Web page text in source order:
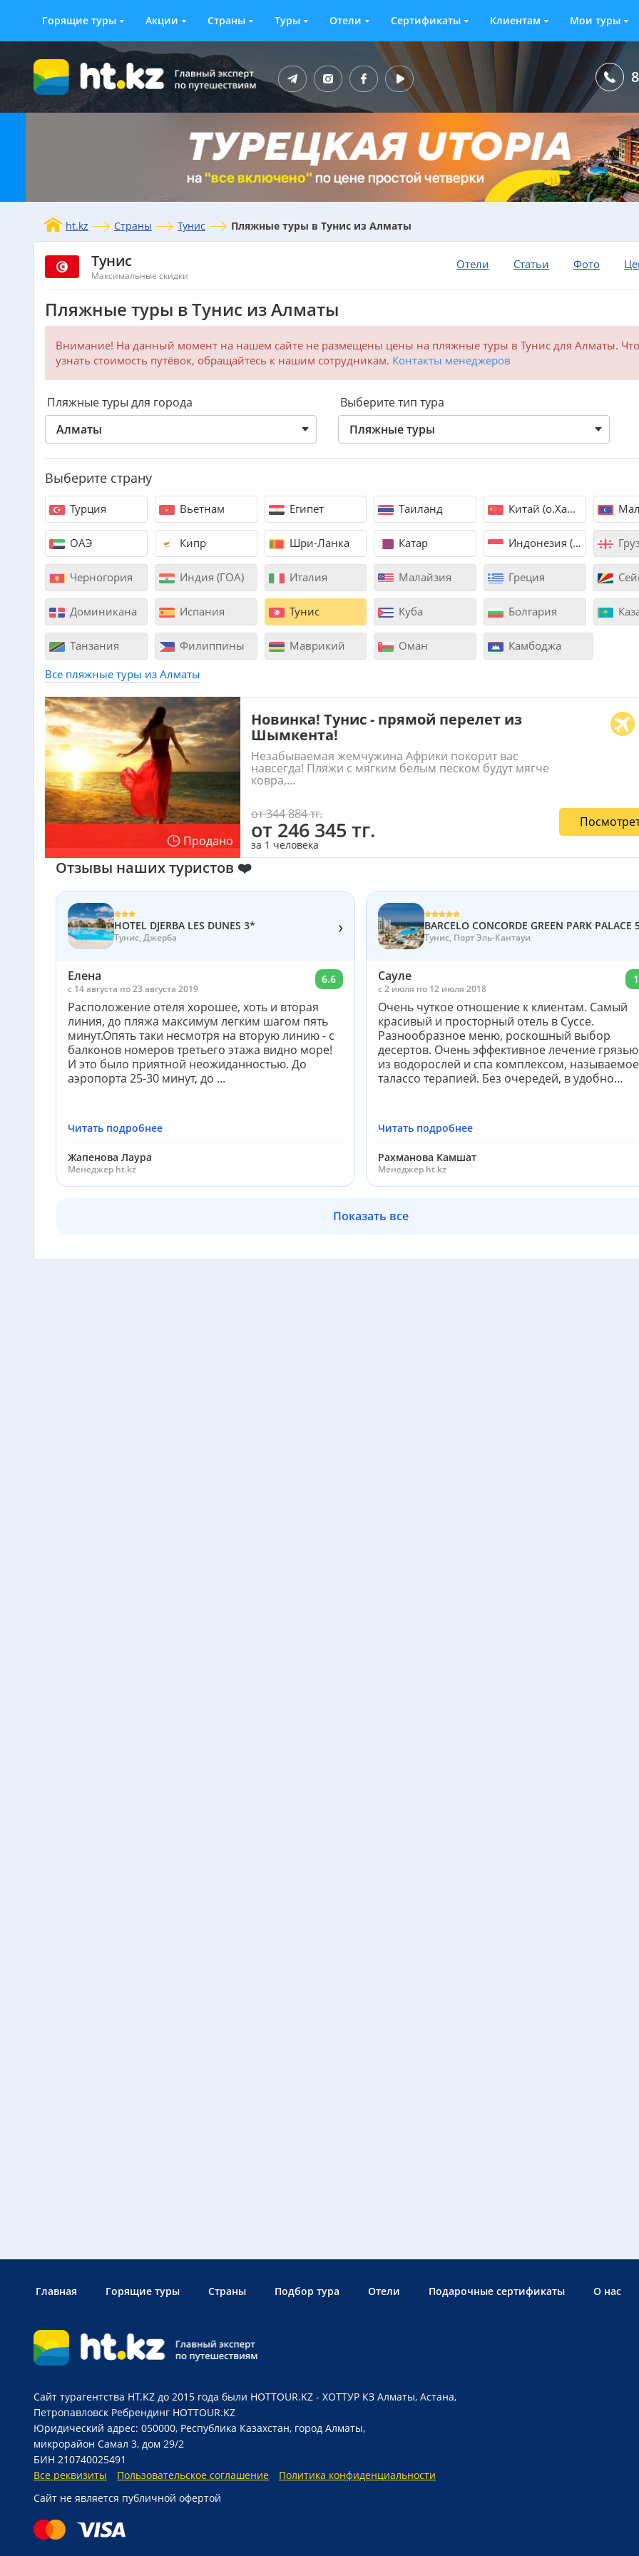
Горящие туры Акции Страны Туры Отели Сертификаты Клиентам Мои туры
ht.kz Страны Тунис Пляжные туры в Тунис из Алматы
Отели Статьи Фото
Тунис
Максимальные скидки
Пляжные туры в Тунис из Алматы
Внимание! На данный момент на нашем сайте не размещены цены на пляжные туры в Тунис для Алматы.
узнать стоимость путёвок, обращайтесь к нашим сотрудникам. Контакты менеджеров
Пляжные туры для города
Алматы
Выберите тип тура
Пляжные туры
Выберите страну
Турция Вьетнам Египет Таиланд Китай (о.Хайнань)
ОАЭ Кипр Шри-Ланка Катар Индонезия (Бали)
Черногория Индия (ГОА) Италия Малайзия Греция
Доминикана Испания Тунис Куба Болгария
Танзания Филиппины Маврикий Оман
Камбоджа
Все пляжные туры из Алматы
Продано
Новинка! Тунис - прямой перелет из
Шымкента!
Незабываемая жемчужина Африки покорит вас
навсегда! Пляжи с мягким белым песком будут мягче
ковра,...
от 344 884 тг.
от 246 345 тг.
за 1 человека
Отзывы наших туристов ❤️
HOTEL DJERBA LES DUNES 3*
Тунис, Джерба ›
Елена
c 14 августа по 23 августа 2019
6.6
Расположение отеля хорошее, хоть и вторая
линия, до пляжа максимум легким шагом пять
минут.Опять таки несмотря на вторую линию - с
балконов номеров третьего этажа видно море!
И это было приятной неожиданностью. До
аэропорта 25-30 минут, до ...
Читать подробнее
Жапенова Лаура
Менеджер ht.kz
BARCELO CONCORDE GREEN PARK PALACE
Тунис, Порт Эль-Кантауи
Сауле
c 2 июля по 12 июля 2018
Очень чуткое отношение к клиентам. Самый
красивый и просторный отель в Суссе.
Разнообразное меню, роскошный выбор
десертов. Очень эффективное лечение грязью
из водорослей и спа комплексом, называемое
талассо терапией. Без очередей, в удобно...
Читать подробнее
Рахманова Камшат
Менеджер ht.kz
Показать все
Главная Горящие туры Страны Подбор тура Отели Подарочные сертификаты О нас
Сайт турагентства HT.KZ до 2015 года были HOTTOUR.KZ - ХОТТУР КЗ Алматы, Астана,
Петропавловск Ребрендинг HOTTOUR.KZ
Юридический адрес: 050000, Республика Казахстан, город Алматы,
микрорайон Самал 3, дом 29/2
БИН 210740025491
Все реквизиты
Пользовательское соглашение
Политика конфиденциальности
Сайт не является публичной офертой